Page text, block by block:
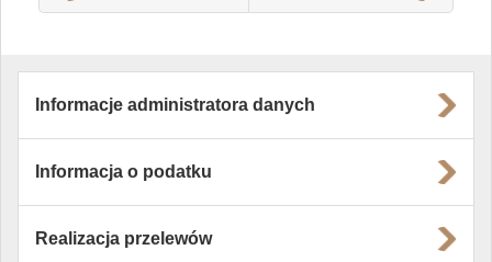
Informacje administratora danych
Informacja o podatku
Realizacja przelewów